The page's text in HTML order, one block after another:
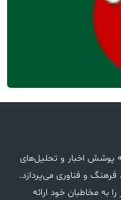
پوشش اخبار و تحلیل‌های
و فناوری می‌پردازد.
به مخاطبان خود ارائه